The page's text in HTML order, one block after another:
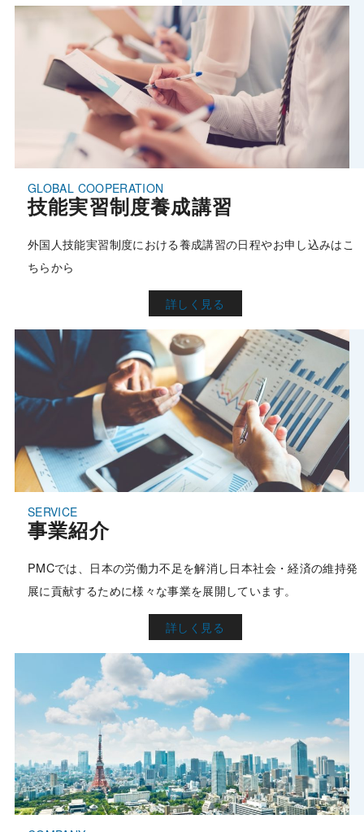
技能実習制度養成講習
外国人技能実習制度における養成講習の日程やお申し込みはこ
ちらから
詳しく見る
事業紹介
PMCでは、日本の労働力不足を解消し日本社会・経済の維持発
展に貢献するために様々な事業を展開しています。
詳しく見る